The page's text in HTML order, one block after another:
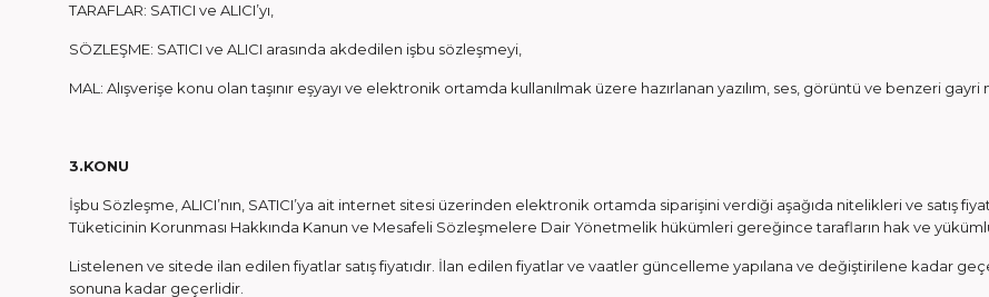
TARAFLAR: SATICI ve ALICI’yı,
SÖZLEŞME: SATICI ve ALICI arasında akdedilen işbu sözleşmeyi,
MAL: Alışverişe konu olan taşınır eşyayı ve elektronik ortamda kullanılmak üzere hazırlanan yazılım, ses, görüntü ve benzeri
3.KONU
İşbu Sözleşme, ALICI’nın, SATICI’ya ait internet sitesi üzerinden elektronik ortamda siparişini verdiği aşağıda nitelikleri ve satış
Tüketicinin Korunması Hakkında Kanun ve Mesafeli Sözleşmelere Dair Yönetmelik hükümleri gereğince tarafların hak ve
Listelenen ve sitede ilan edilen fiyatlar satış fiyatıdır. İlan edilen fiyatlar ve vaatler güncelleme yapılana ve değiştirilene kadar
sonuna kadar geçerlidir.